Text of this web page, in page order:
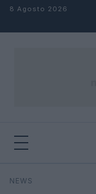
Salta al contenuto
8 Agosto 2026
Cerca
NEWS